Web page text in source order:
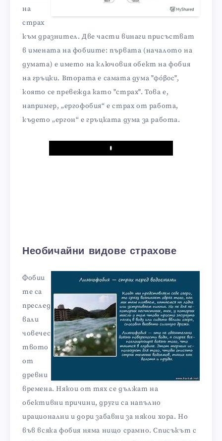
на
страх
към дразнител. Две части винаги присъстват
в имената на фобиите: първата (началото на
думата) е името на ключовия обект на фобия
на гръцки. Втората е самата дума "φόβοc",
която се превежда като "страх". Това е,
например, „ергофобия“ е страх от работа,
където „ергон“ е гръцката дума за работа.
Play
Необичайни видове страхове
Фобии
те са
преслед
вали
човечес
твото
от
древни
времена. Някои от тях се дължат на
обективни причини, други са напълно
ирационални и дори забавни за някои хора. Но
във всяка фобия няма нищо срамно. Списъкът с